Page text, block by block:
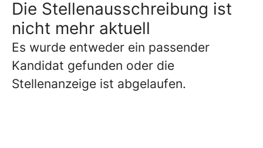
Die Stellenausschreibung ist
nicht mehr aktuell
Es wurde entweder ein passender
Kandidat gefunden oder die
Stellenanzeige ist abgelaufen.